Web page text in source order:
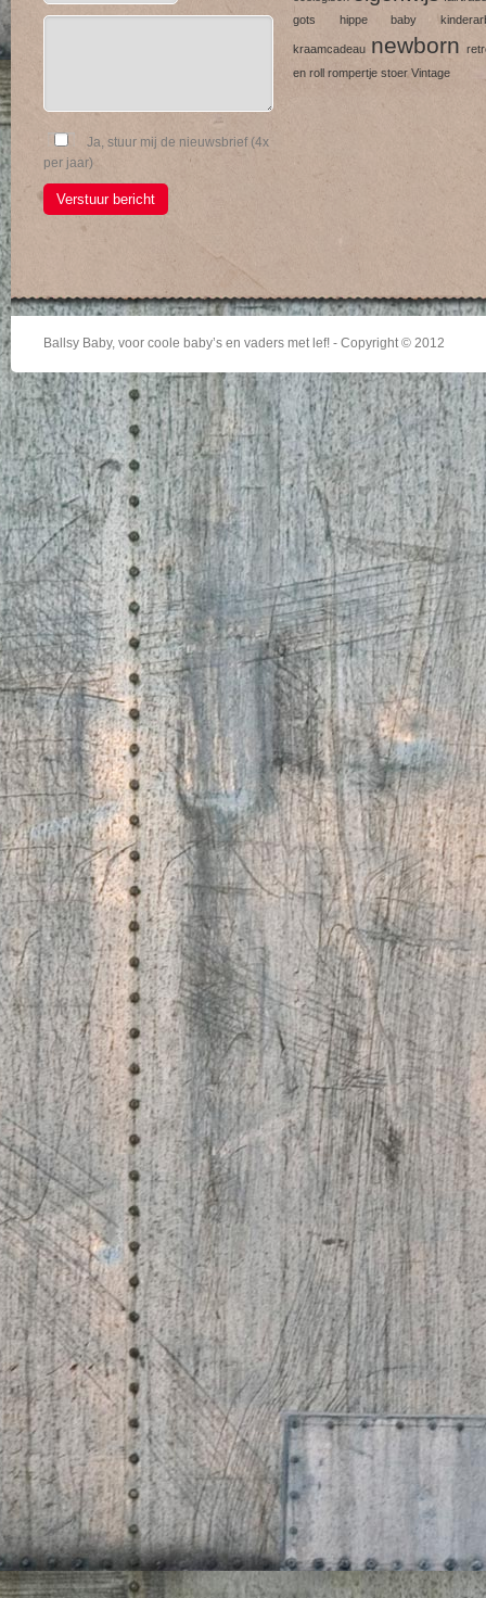
Ja, stuur mij de nieuwsbrief (4x
per jaar)
Verstuur bericht
gots
hippe baby
kraamcadeau newborn
en roll rompertje stoer Vintage
Ballsy Baby, voor coole baby’s en vaders met lef! - Copyright © 2012